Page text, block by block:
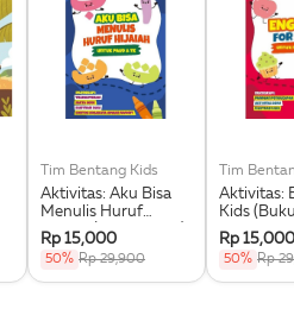
Tim Bentang Kids
Aktivitas: Aku Bisa
Menulis Huruf
Hijaiah (Buku Event)
Rp 15,000
50% Rp 29,900
Tim
Aktivitas:
Kids
Rp 15,000
50% Rp